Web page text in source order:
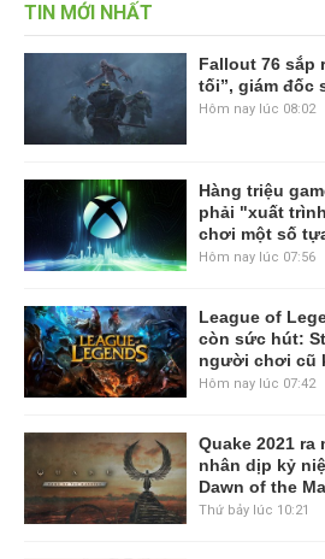
TIN MỚI NHẤT
Fallout 76 sắp
tối”, giám đốc
Hôm nay lúc 08:02
Hàng triệu
phải "xuất
chơi một số
Hôm nay lúc 07:56
League of
còn sức hút:
người chơi cũ
Hôm nay lúc 07:42
Quake 2021 ra
nhân dịp kỷ
Dawn of the
Thứ bảy lúc 10:21